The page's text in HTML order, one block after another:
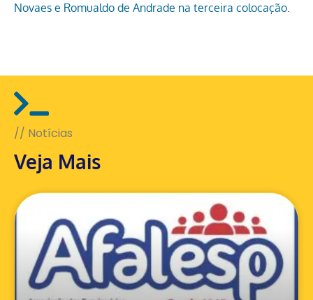
Novaes e Romualdo de Andrade na terceira colocação.
// Notícias
Veja Mais